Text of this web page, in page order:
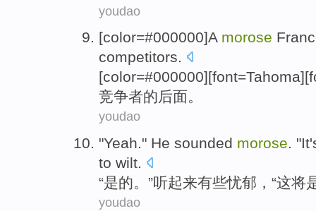
youdao
[color=#000000]A morose
competitors.
竞争者的后面。
youdao
"Yeah." He sounded morose. "It
to wilt.
“是的。”听起来有些忧郁 ，“这将
youdao